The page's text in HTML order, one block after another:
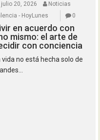
julio 20, 2026
Noticias
- HoyLunes
0
en acuerdo con
mismo: el arte de
con conciencia
vida no está hecha solo de